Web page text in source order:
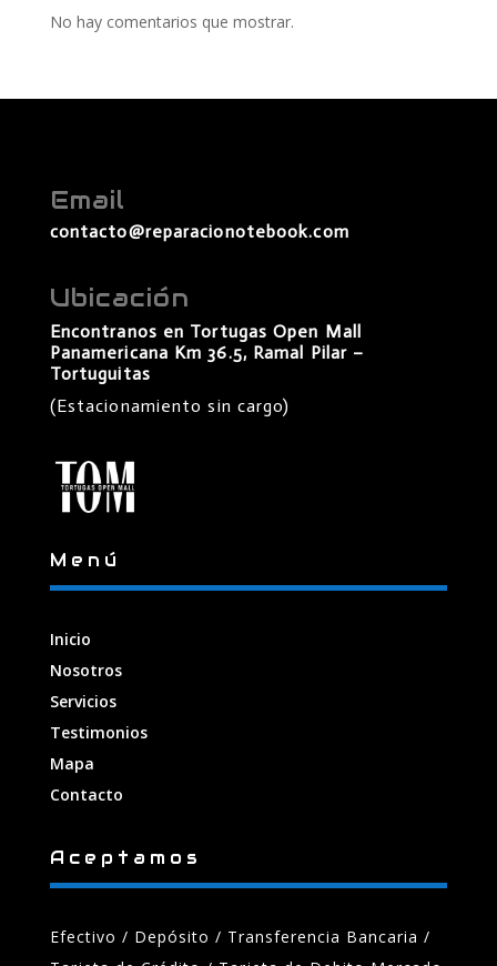
No hay comentarios que mostrar.
Email
contacto@reparacionotebook.com
Ubicación
Encontranos en Tortugas Open Mall
Panamericana Km 36.5, Ramal Pilar –
Tortuguitas
(Estacionamiento sin cargo)
Menú
Inicio
Nosotros
Servicios
Testimonios
Mapa
Contacto
Aceptamos
Efectivo / Depósito / Transferencia Bancaria /